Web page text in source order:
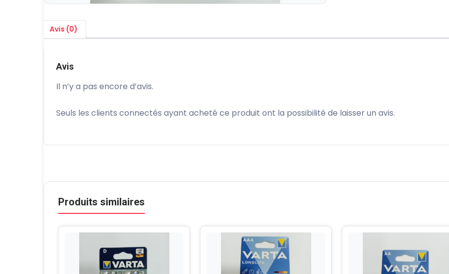
Avis (0)
Avis
Il n’y a pas encore d’avis.
Seuls les clients connectés ayant acheté ce produit ont la possibilité de laisser un avis.
Produits similaires